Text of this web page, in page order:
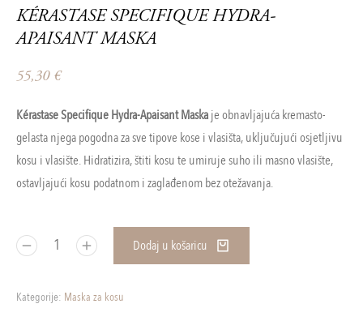
KÉRASTASE SPECIFIQUE HYDRA-
APAISANT MASKA
55,30 €
Kérastase Specifique Hydra-Apaisant Maskaje obnavljajuća kremasto-
gelasta njega pogodna za sve tipove kose i vlasišta, uključujući osjetljivu
kosu i vlasište. Hidratizira, štiti kosu te umiruje suho ili masno vlasište,
ostavljajući kosu podatnom i zaglađenom bez otežavanja.
Dodaj u košaricu
Kategorije: Maska za kosu